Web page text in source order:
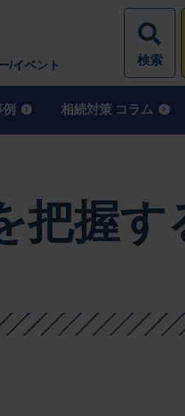
/イベント 検索
相続対策 コラム
把握す